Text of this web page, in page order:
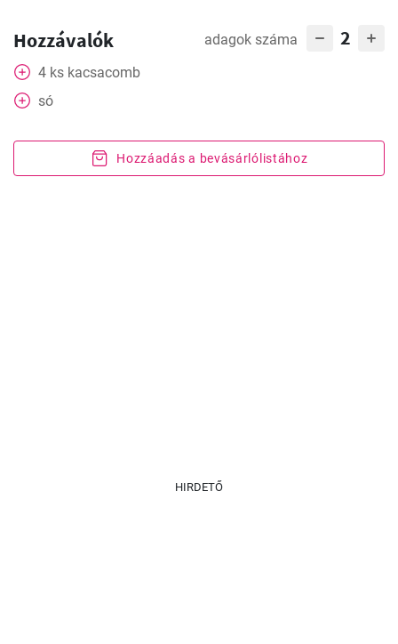
Hozzávalók adagok száma 2
4 ks kacsacomb
só
Hozzáadás a bevásárlólistához
HIRDETŐ